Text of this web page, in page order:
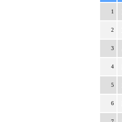
1
2
3
4
5
6